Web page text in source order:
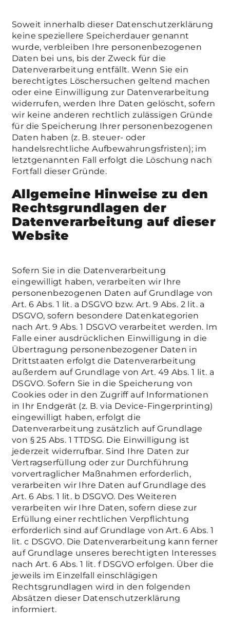
Soweit innerhalb dieser Datenschutzerklärung
keine speziellere Speicherdauer genannt
wurde, verbleiben Ihre personenbezogenen
Daten bei uns, bis der Zweck für die
Datenverarbeitung entfällt. Wenn Sie ein
berechtigtes Löschersuchen geltend machen
oder eine Einwilligung zur Datenverarbeitung
widerrufen, werden Ihre Daten gelöscht, sofern
wir keine anderen rechtlich zulässigen Gründe
für die Speicherung Ihrer personenbezogenen
Daten haben (z. B. steuer- oder
handelsrechtliche Aufbewahrungsfristen); im
letztgenannten Fall erfolgt die Löschung nach
Fortfall dieser Gründe.
Allgemeine Hinweise zu den
Rechtsgrundlagen der
Datenverarbeitung auf dieser
Website
Sofern Sie in die Datenverarbeitung
eingewilligt haben, verarbeiten wir Ihre
personenbezogenen Daten auf Grundlage von
Art. 6 Abs. 1 lit. a DSGVO bzw. Art. 9 Abs. 2 lit. a
DSGVO, sofern besondere Datenkategorien
nach Art. 9 Abs. 1 DSGVO verarbeitet werden. Im
Falle einer ausdrücklichen Einwilligung in die
Übertragung personenbezogener Daten in
Drittstaaten erfolgt die Datenverarbeitung
außerdem auf Grundlage von Art. 49 Abs. 1 lit. a
DSGVO. Sofern Sie in die Speicherung von
Cookies oder in den Zugriff auf Informationen
in Ihr Endgerät (z. B. via Device-Fingerprinting)
eingewilligt haben, erfolgt die
Datenverarbeitung zusätzlich auf Grundlage
von § 25 Abs. 1 TTDSG. Die Einwilligung ist
jederzeit widerrufbar. Sind Ihre Daten zur
Vertragserfüllung oder zur Durchführung
vorvertraglicher Maßnahmen erforderlich,
verarbeiten wir Ihre Daten auf Grundlage des
Art. 6 Abs. 1 lit. b DSGVO. Des Weiteren
verarbeiten wir Ihre Daten, sofern diese zur
Erfüllung einer rechtlichen Verpflichtung
erforderlich sind auf Grundlage von Art. 6 Abs. 1
lit. c DSGVO. Die Datenverarbeitung kann ferner
auf Grundlage unseres berechtigten Interesses
nach Art. 6 Abs. 1 lit. f DSGVO erfolgen. Über die
jeweils im Einzelfall einschlägigen
Rechtsgrundlagen wird in den folgenden
Absätzen dieser Datenschutzerklärung
informiert.